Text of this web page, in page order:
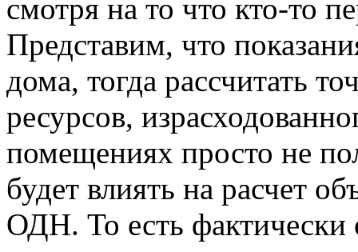
смотря на то что кто-то
Представим, что
дома, тогда рассчитать
ресурсов,
помещениях просто не
будет влиять на расчет
ОДН. То есть